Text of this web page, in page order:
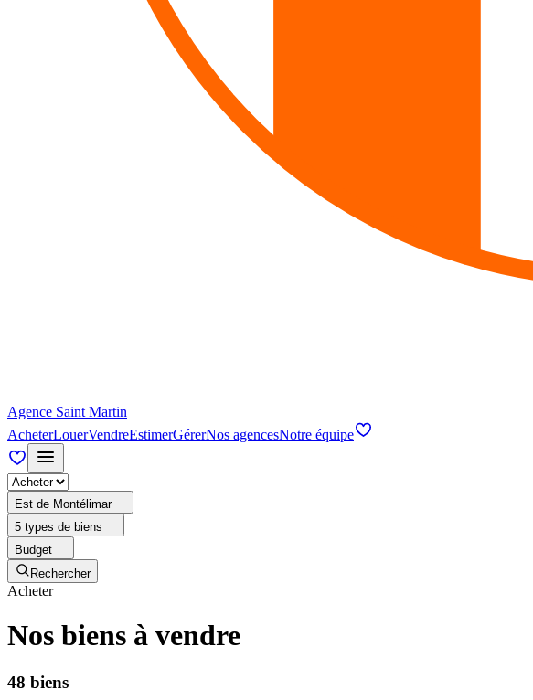
Agence Saint Martin
AcheterLouerVendreEstimerGérerNos agencesNotre équipe
Est de Montélimar
5 types de biens
Budget
Rechercher
Acheter
Nos biens à vendre
48 biens